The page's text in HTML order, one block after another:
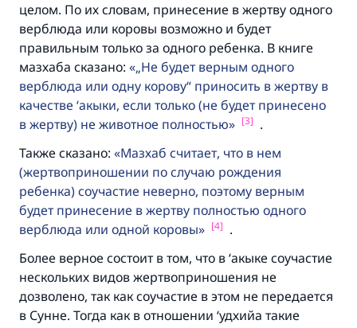
целом. По их словам, принесение в жертву одного
верблюда или коровы возможно и будет
правильным только за одного ребенка. В книге
мазхаба сказано:
„Не будет верным одного
верблюда или одну корову“ приносить в жертву в
качестве ‘акыки, если только (не будет принесено
в жертву) не животное полностью
[3] .
Также сказано:
Мазхаб считает, что в нем
(жертвоприношении по случаю рождения
ребенка) соучастие неверно, поэтому верным
будет принесение в жертву полностью одного
верблюда или одной коровы
[4] .
Более верное состоит в том, что в ‘акыке соучастие
нескольких видов жертвоприношения не
дозволено, так как соучастие в этом не передается
в Сунне. Тогда как в отношении ‘удхийа такие